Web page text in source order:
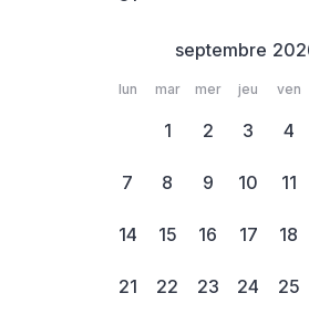
septembre
lun mar mer jeu ven
1 2 3 4
7 8 9 10 11
14 15 16 17 18
21 22 23 24 25